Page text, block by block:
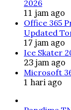
2026
11 jam ago
Office 365
Updated
17 jam ago
Ice Skater
23 jam ago
Microsoft
1 hari ago